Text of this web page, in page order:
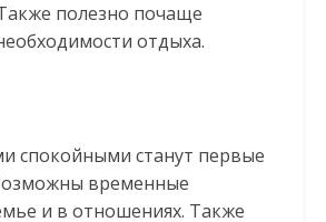
полезно почаще
отдыха.
спокойными станут первые
временные
и в отношениях. Также